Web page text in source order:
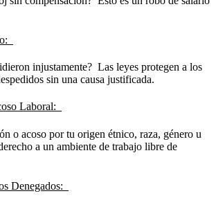
injustamente? Las leyes protegen a los
sin una causa justificada.
Laboral:
o acoso por tu origen étnico, raza, género u
a un ambiente de trabajo libre de
Denegados: